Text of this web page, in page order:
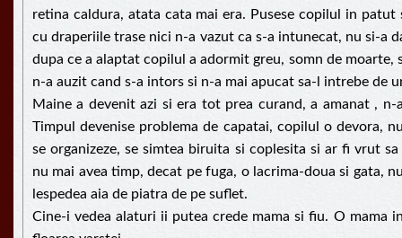
retina caldura, atata cata mai era. Pusese copilul in patut
cu draperiile trase nici n-a vazut ca s-a intunecat, nu si-a
dupa ce a alaptat copilul a adormit greu, somn de moarte,
n-a auzit cand s-a intors si n-a mai apucat sa-l intrebe de
Maine a devenit azi si era tot prea curand, a amanat ,
Timpul devenise problema de capatai, copilul o devora,
se organizeze, se simtea biruita si coplesita si ar fi vrut
nu mai avea timp, decat pe fuga, o lacrima-doua si gata,
lespedea aia de piatra de pe suflet.
Cine-i vedea alaturi ii putea crede mama si fiu. O mama